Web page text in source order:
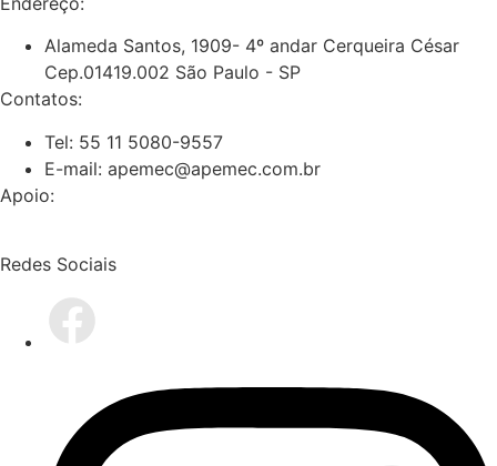
Alameda Santos, 1909- 4º andar Cerqueira César
Cep.01419.002 São Paulo - SP
Contatos:
Tel: 55 11 5080-9557
E-mail: apemec@apemec.com.br
Apoio:
Redes Sociais